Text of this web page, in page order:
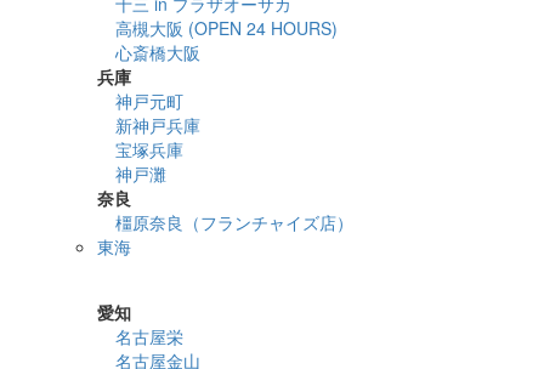
高槻大阪 (OPEN 24 HOURS)
心斎橋大阪
兵庫
神戸元町
新神戸兵庫
宝塚兵庫
神戸灘
奈良
橿原奈良（フランチャイズ店）
東海
愛知
名古屋栄
名古屋金山